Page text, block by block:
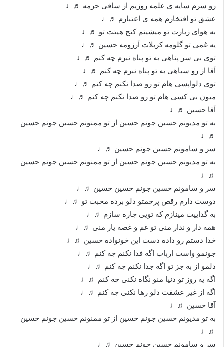
رو سرم سایه ی علمه روزیم از ساقی حرمه ♬♩
عشق تو افتخارم همه ی اعتبارم ♬♩
به هوای زیارت تو میشینم کنج هیئت تو ♬♩
یه غمی تو گلومه کربلات آرزومه حسین ♬♩
توی بی سر پناهی به تو پناه نبرم چه کنم ♬♩
آقا از رو سیاهی به تو پناه نبرم چه کنم ♬♩
توی دلواپسی هام تو رو صدا نکنم چه کنم ♬♩
میون بی کسی هام تو رو صدا نکنم چه کنم ♬♩
آقا حسین ♬♩
به تو مدیونم حسین جونم حسین از تو ممنونم حسین جونم حسین
♬♩
سر و سامونم حسین جونم حسین ♬♩
به تو مدیونم‌ حسین جونم حسین از تو ممنونم حسین جونم حسین
♬♩
سر و سامونم حسین جونم حسین حسین ♬♩
دوست دارم رقص پرچمتو دلو برده محبت تو ♬♩
به گداییت مینازم که تویی چاره سازم ♬♩
همه دار و ندار منی تو غم و غصه یار منی ♬♩
خدا دستم رو داده دست این خونواده حسین ♬♩
جونمو واست ارباب اگه فدا نکنم چه کنم ♬♩
دلمو از به جز تو اگه جدا نکنم چه کنم ♬♩
اگه یه روز تو دنیا منو نگاه نکنی چه کنم ♬♩
اگه از غیر عشقت دلو رها نکنی چه کنم ♬♩
آقا حسین ♬♩
به تو مدیونم‌ حسین جونم حسین از تو ممنونم حسین جونم حسین
♬♩
سر و سامونم حسین جونم حسین ♬♩